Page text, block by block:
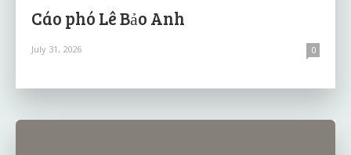
Cáo phó Lê Bảo Anh
July 31, 2026 0